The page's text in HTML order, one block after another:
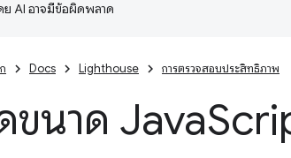
ย AI อาจมีข้อผิดพลาด
Docs Lighthouse การตรวจสอบประสิทธิภาพ
ขนาด Java